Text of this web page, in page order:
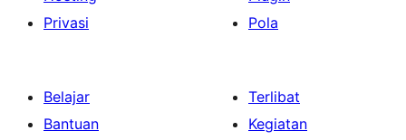
Privasi
Pola
Belajar
Bantuan
Terlibat
Kegiatan